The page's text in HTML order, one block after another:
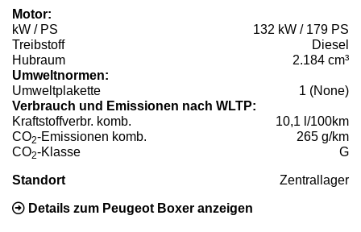
Motor:
kW / PS
132 kW / 179 PS
Treibstoff
Diesel
Hubraum
2.184 cm³
Umweltnormen:
Umweltplakette
1 (None)
Verbrauch und Emissionen nach WLTP:
Kraftstoffverbr. komb.
10,1 l/100km
CO2-Emissionen komb.
265 g/km
CO2-Klasse G
Standort Zentrallager
Details zum Peugeot Boxer anzeigen